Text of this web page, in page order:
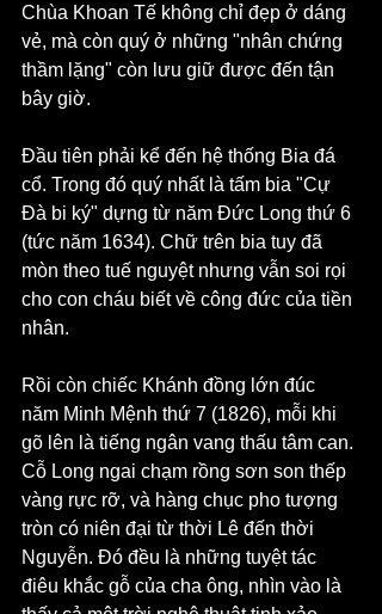
Chùa Khoan Tế không chỉ đẹp ở dáng
vẻ, mà còn quý ở những "nhân chứng
thầm lặng" còn lưu giữ được đến tận
bây giờ.
Đầu tiên phải kể đến hệ thống Bia đá
cổ. Trong đó quý nhất là tấm bia "Cự
Đà bi ký" dựng từ năm Đức Long thứ 6
(tức năm 1634). Chữ trên bia tuy đã
mòn theo tuế nguyệt nhưng vẫn soi rọi
cho con cháu biết về công đức của tiền
nhân.
Rồi còn chiếc Khánh đồng lớn đúc
năm Minh Mệnh thứ 7 (1826), mỗi khi
gõ lên là tiếng ngân vang thấu tâm can.
Cỗ Long ngai chạm rồng sơn son thếp
vàng rực rỡ, và hàng chục pho tượng
tròn có niên đại từ thời Lê đến thời
Nguyễn. Đó đều là những tuyệt tác
điêu khắc gỗ của cha ông, nhìn vào là